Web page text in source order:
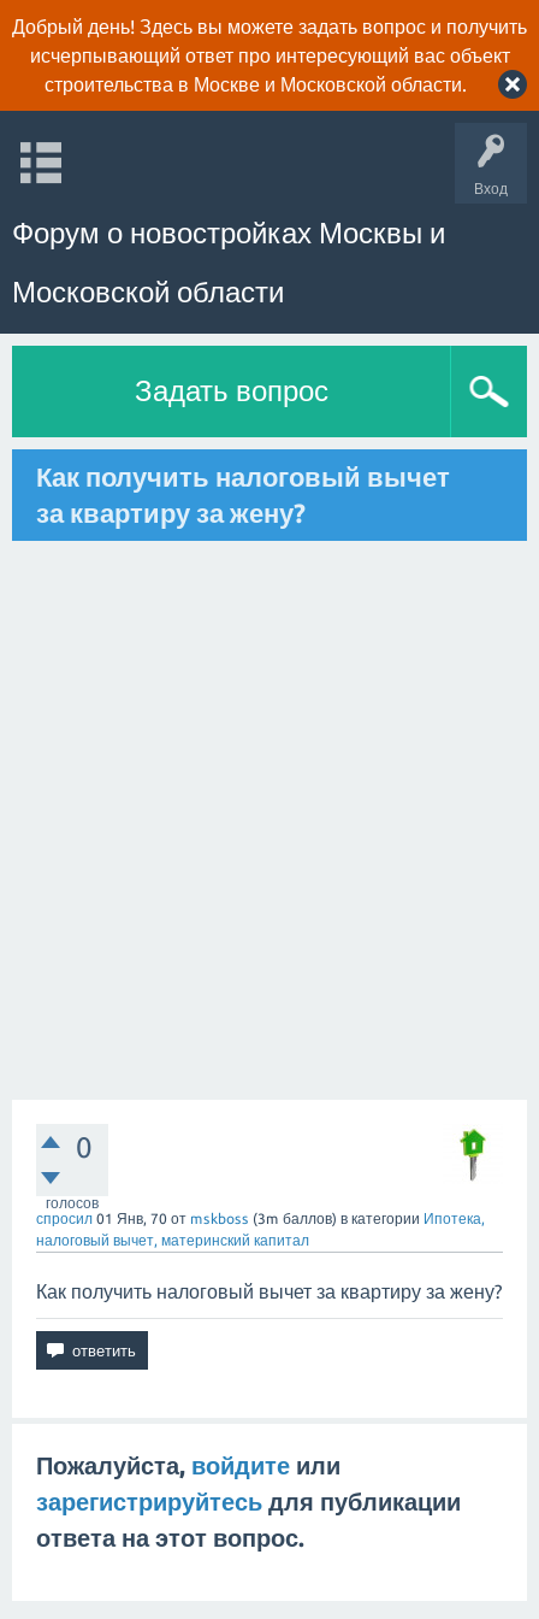
Добрый день! Здесь вы можете задать вопрос и получить
исчерпывающий ответ про интересующий вас объект
строительства в Москве и Московской области.
Вход
Форум о новостройках Москвы и
Московской области
Задать вопрос
Как получить налоговый вычет
за квартиру за жену?
0
голосов
спросил 01 Янв, 70 от mskboss (3m баллов) в категории Ипотека,
налоговый вычет, материнский капитал
Как получить налоговый вычет за квартиру за жену?
Пожалуйста, войдите или
зарегистрируйтесь для публикации
ответа на этот вопрос.